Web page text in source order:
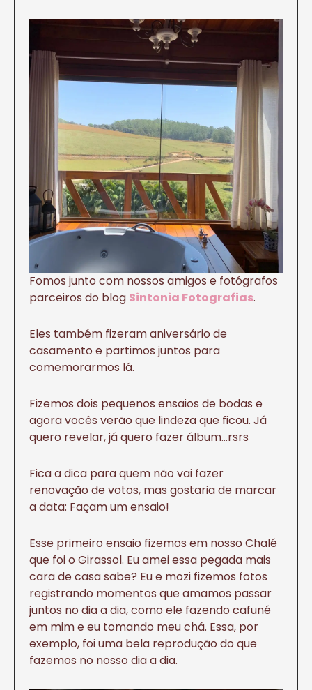
Fomos junto com nossos amigos e fotógrafos
parceiros do blog Sintonia Fotografias.
Eles também fizeram aniversário de
casamento e partimos juntos para
comemorarmos lá.
Fizemos dois pequenos ensaios de bodas e
agora vocês verão que lindeza que ficou. Já
quero revelar, já quero fazer álbum…rsrs
Fica a dica para quem não vai fazer
renovação de votos, mas gostaria de marcar
a data: Façam um ensaio!
Esse primeiro ensaio fizemos em nosso Chalé
que foi o Girassol. Eu amei essa pegada mais
cara de casa sabe? Eu e mozi fizemos fotos
registrando momentos que amamos passar
juntos no dia a dia, como ele fazendo cafuné
em mim e eu tomando meu chá. Essa, por
exemplo, foi uma bela reprodução do que
fazemos no nosso dia a dia.